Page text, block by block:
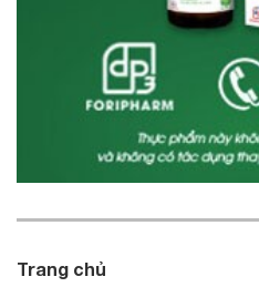
Trang chủ